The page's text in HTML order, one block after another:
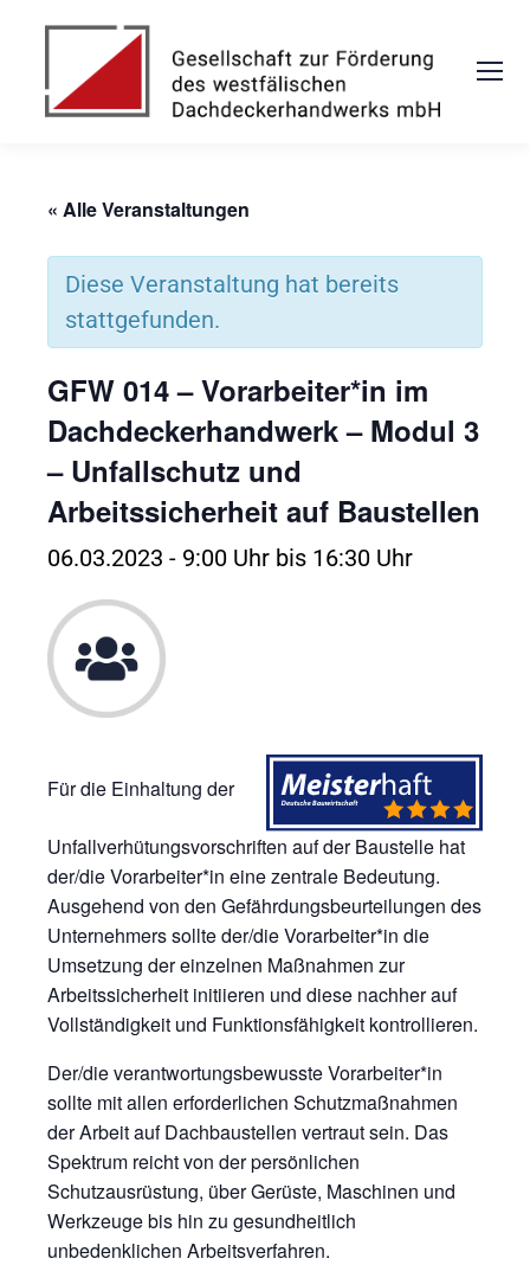
« Alle Veranstaltungen
Diese Veranstaltung hat bereits
stattgefunden.
GFW 014 – Vorarbeiter*in im
Dachdeckerhandwerk – Modul 3
– Unfallschutz und
Arbeitssicherheit auf Baustellen
06.03.2023 - 9:00 Uhr bis 16:30 Uhr
Für die Einhaltung der
Unfallverhütungsvorschriften auf der Baustelle hat
der/die Vorarbeiter*in eine zentrale Bedeutung.
Ausgehend von den Gefährdungsbeurteilungen des
Unternehmers sollte der/die Vorarbeiter*in die
Umsetzung der einzelnen Maßnahmen zur
Arbeitssicherheit initiieren und diese nachher auf
Vollständigkeit und Funktionsfähigkeit kontrollieren.
Der/die verantwortungsbewusste Vorarbeiter*in
sollte mit allen erforderlichen Schutzmaßnahmen
der Arbeit auf Dachbaustellen vertraut sein. Das
Spektrum reicht von der persönlichen
Schutzausrüstung, über Gerüste, Maschinen und
Werkzeuge bis hin zu gesundheitlich
unbedenklichen Arbeitsverfahren.